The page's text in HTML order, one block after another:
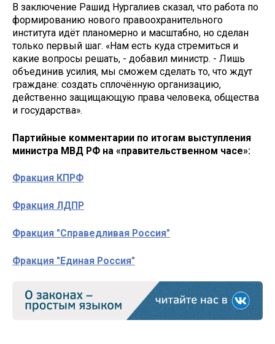
В заключение Рашид Нургалиев сказал, что работа по
формированию нового правоохранительного
института идёт планомерно и масштабно, но сделан
только первый шаг. «Нам есть куда стремиться и
какие вопросы решать, - добавил министр. - Лишь
объединив усилия, мы сможем сделать то, что ждут
граждане: создать сплочённую организацию,
действенно защищающую права человека, общества
и государства».
Партийные комментарии по итогам выступления
министра МВД РФ на «правительственном часе»:
Фракция КПРФ
Фракция ЛДПР
Фракция "Справедливая Россия"
Фракция "Единая Россия"